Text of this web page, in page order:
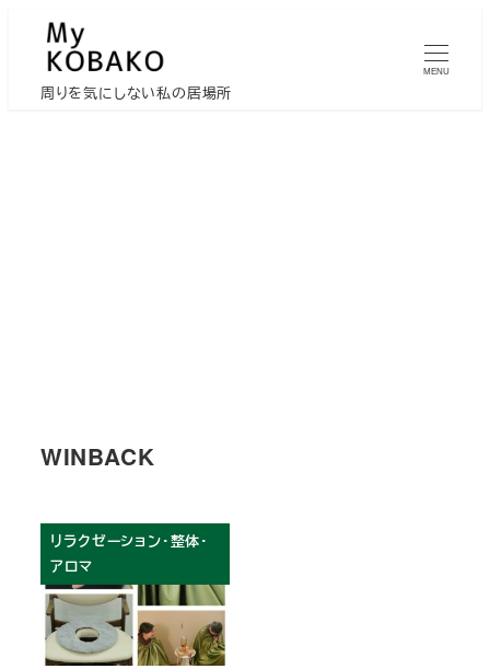
周りを気にしない私の居場所
MENU
WINBACK
リラクゼーション・整体・
アロマ